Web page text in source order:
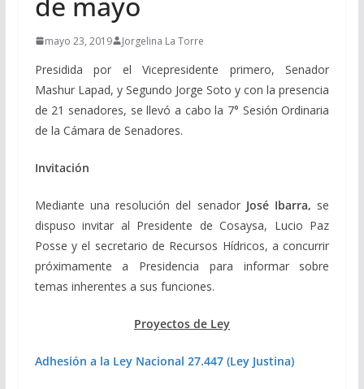
mayo 23, 2019 Jorgelina La Torre
Presidida por el Vicepresidente primero, Senador
Mashur Lapad, y Segundo Jorge Soto y con la presencia
de 21 senadores, se llevó a cabo la 7° Sesión Ordinaria
de la Cámara de Senadores.
Invitación
Mediante una resolución del senador José Ibarra, se
dispuso invitar al Presidente de Cosaysa, Lucio Paz
Posse y el secretario de Recursos Hídricos, a concurrir
próximamente a Presidencia para informar sobre
temas inherentes a sus funciones.
Proyectos de Ley
Adhesión a la Ley Nacional 27.447 (Ley Justina)